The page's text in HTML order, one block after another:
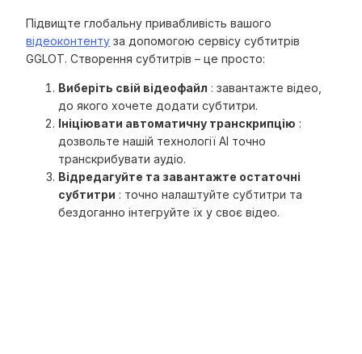
Підвищте глобальну привабливість вашого
відеоконтенту за допомогою сервісу субтитрів
GGLOT. Створення субтитрів – це просто:
Виберіть свій відеофайл : завантажте відео,
до якого хочете додати субтитри.
Ініціювати автоматичну транскрипцію :
дозвольте нашій технології AI точно
транскрибувати аудіо.
Відредагуйте та завантажте остаточні
субтитри : точно налаштуйте субтитри та
бездоганно інтегруйте їх у своє відео.